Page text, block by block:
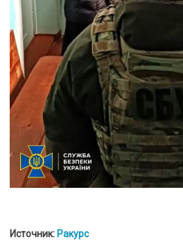
Источник: Ракурс